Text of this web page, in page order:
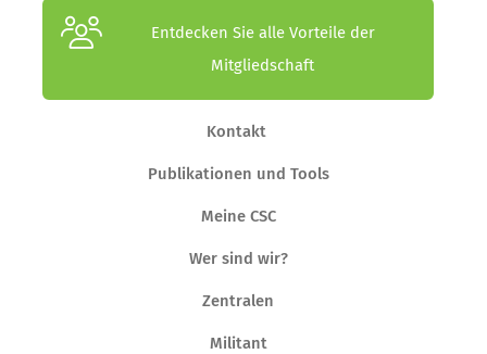
Entdecken Sie alle Vorteile der
Mitgliedschaft
Kontakt
Publikationen und Tools
Meine CSC
Wer sind wir?
Zentralen
Militant